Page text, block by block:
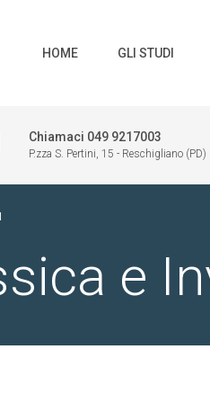
HOME GLI STUDI
Chiamaci 049 9217003
P.zza S. Pertini, 15 - Reschigliano (PD)
e